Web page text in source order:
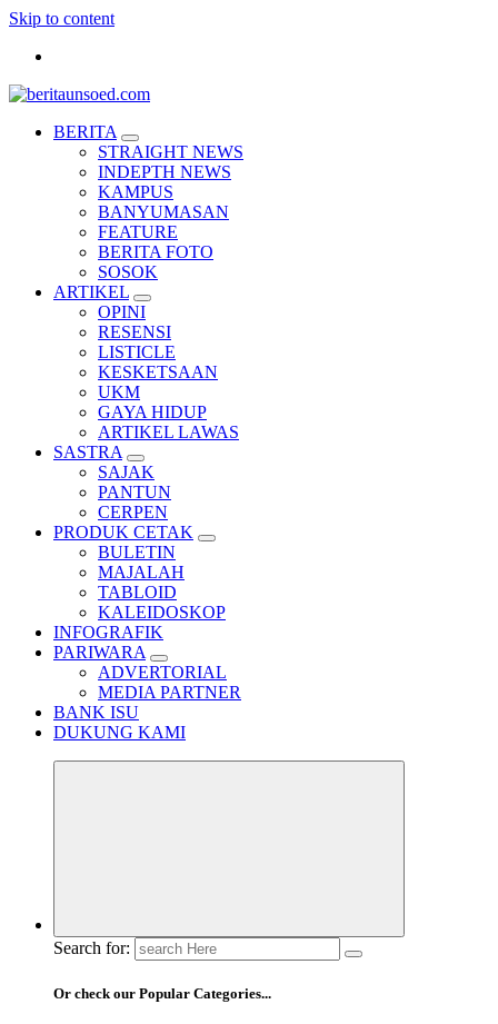
Skip to content
Pemandu Wawasan Almamater
BERITA
STRAIGHT NEWS
INDEPTH NEWS
KAMPUS
BANYUMASAN
FEATURE
BERITA FOTO
SOSOK
ARTIKEL
OPINI
RESENSI
LISTICLE
KESKETSAAN
UKM
GAYA HIDUP
ARTIKEL LAWAS
SASTRA
SAJAK
PANTUN
CERPEN
PRODUK CETAK
BULETIN
MAJALAH
TABLOID
KALEIDOSKOP
INFOGRAFIK
PARIWARA
ADVERTORIAL
MEDIA PARTNER
BANK ISU
DUKUNG KAMI
Search for:
Or check our Popular Categories...